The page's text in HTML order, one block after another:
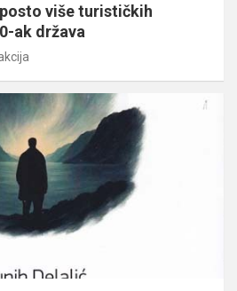
više turističkih
ak država